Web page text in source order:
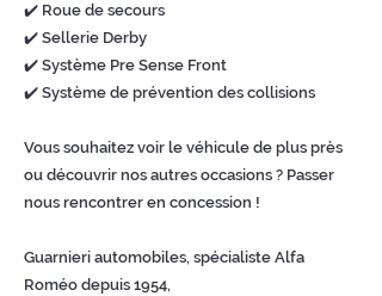
✔️ Roue de secours
✔️ Sellerie Derby
✔️ Système Pre Sense Front
✔️ Système de prévention des collisions
Vous souhaitez voir le véhicule de plus près
ou découvrir nos autres occasions ? Passer
nous rencontrer en concession !
Guarnieri automobiles, spécialiste Alfa
Roméo depuis 1954,